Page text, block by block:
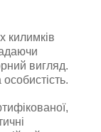
килимків
вигляд.
особистість.